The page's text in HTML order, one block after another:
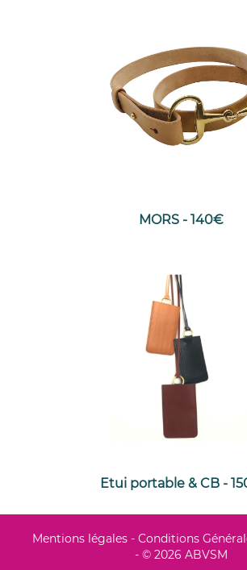
MORS - 140€
Etui portable & CB -
Mentions légales - Conditions
- © 2026 ABVSM